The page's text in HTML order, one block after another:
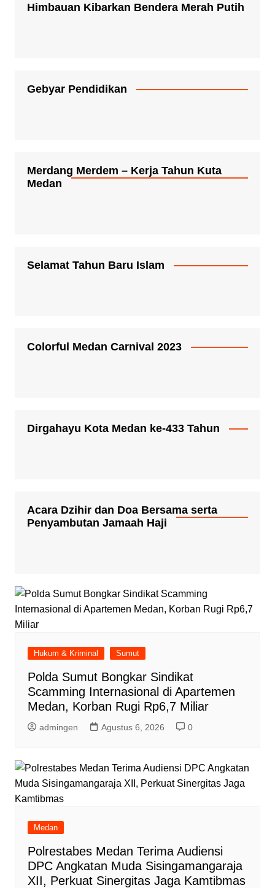
Himbauan Kibarkan Bendera Merah Putih
Gebyar Pendidikan
Merdang Merdem – Kerja Tahun Kuta
Medan
Selamat Tahun Baru Islam
Colorful Medan Carnival 2023
Dirgahayu Kota Medan ke-433 Tahun
Acara Dzihir dan Doa Bersama serta
Penyambutan Jamaah Haji
Hukum & Kriminal Sumut
Polda Sumut Bongkar Sindikat
Scamming Internasional di Apartemen
Medan, Korban Rugi Rp6,7 Miliar
admingen Agustus 6, 2026 0
Medan
Polrestabes Medan Terima Audiensi
DPC Angkatan Muda Sisingamangaraja
XII, Perkuat Sinergitas Jaga Kamtibmas